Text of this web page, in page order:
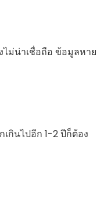
ไม่น่าเชื่อถือ ข้อมูลหา
กินไปอีก 1-2 ปีก็ต้อง